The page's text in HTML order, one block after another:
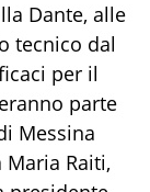
Dante, alle
tecnico dal
per il
parte
Messina
Maria Raiti,